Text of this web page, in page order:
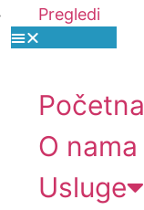
Pregledi
Početna
O nama
Usluge